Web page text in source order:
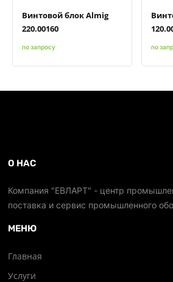
Винтовой блок Almig
220.00160
по запросу по
О НАС
Компания "ЕВЛАРТ" - центр
поставка и сервис промышленного
МЕНЮ
Главная
Услуги